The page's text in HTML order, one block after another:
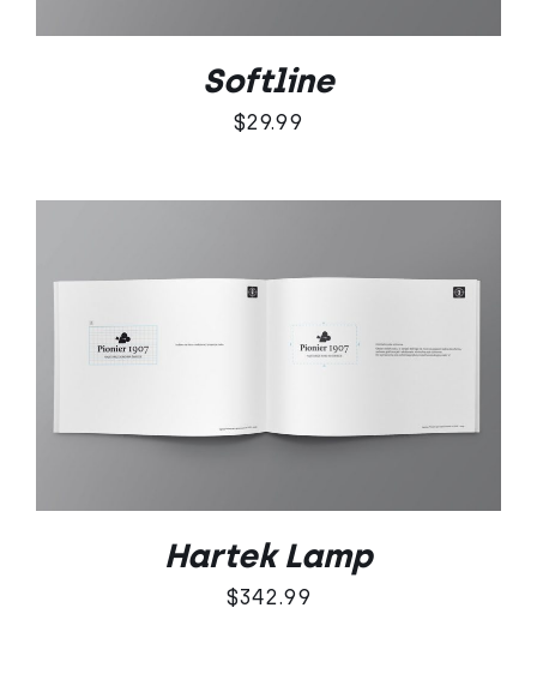
Softline
$29.99
DODAJ DO KOSZYKA
/
Hartek Lamp
$342.99